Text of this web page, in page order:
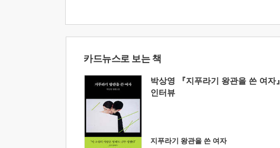
카드뉴스로 보는 책
박상영 『지푸라기 왕관을 쓴 여자』
인터뷰
지푸라기 왕관을 쓴 여자